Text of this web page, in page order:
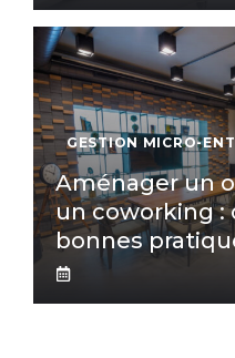
GESTION MICRO-
Aménager un
un coworking :
bonnes